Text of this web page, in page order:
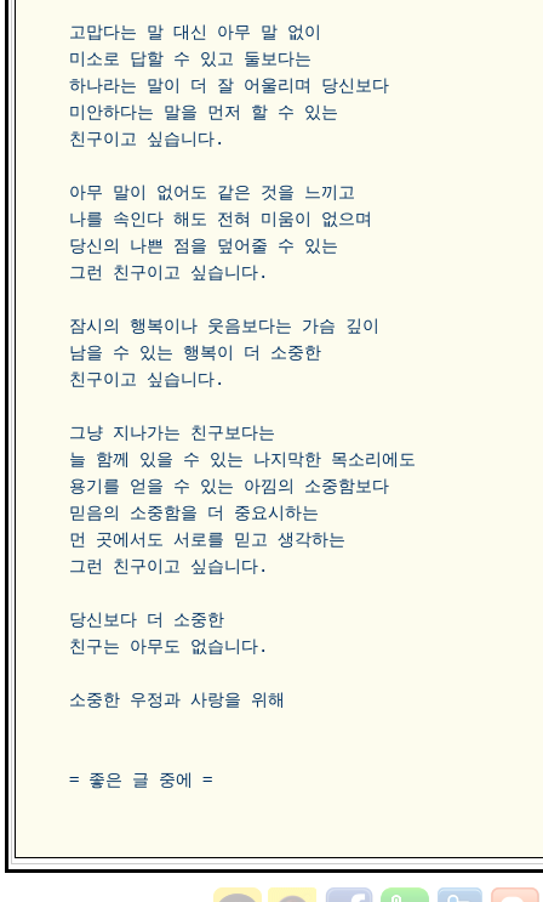
고맙다는 말 대신 아무 말 없이
미소로 답할 수 있고 둘보다는
하나라는 말이 더 잘 어울리며 당신보다
미안하다는 말을 먼저 할 수 있는
친구이고 싶습니다.
아무 말이 없어도 같은 것을 느끼고
나를 속인다 해도 전혀 미움이 없으며
당신의 나쁜 점을 덮어줄 수 있는
그런 친구이고 싶습니다.
잠시의 행복이나 웃음보다는 가슴 깊이
남을 수 있는 행복이 더 소중한
친구이고 싶습니다.
그냥 지나가는 친구보다는
늘 함께 있을 수 있는 나지막한 목소리에도
용기를 얻을 수 있는 아낌의 소중함보다
믿음의 소중함을 더 중요시하는
먼 곳에서도 서로를 믿고 생각하는
그런 친구이고 싶습니다.
당신보다 더 소중한
친구는 아무도 없습니다.
소중한 우정과 사랑을 위해